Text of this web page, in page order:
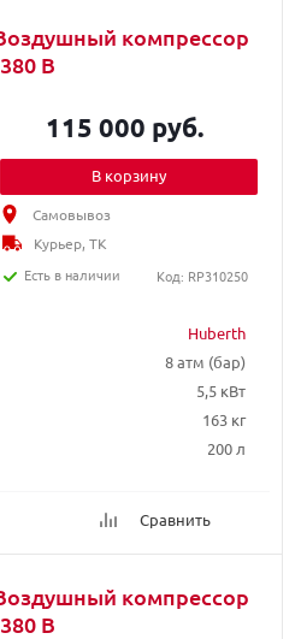
компрессор
В
Huberth
8 атм (бар)
5,5 кВт
163 кг
200 л
Сравнить
115 000 руб.
В корзину
Самовывоз
Курьер, ТК
Есть в наличии
Код: RP310250
компрессор
В